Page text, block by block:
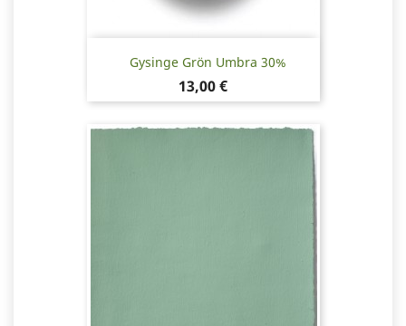
Gysinge Grön Umbra 30%
Pris
13,00 €